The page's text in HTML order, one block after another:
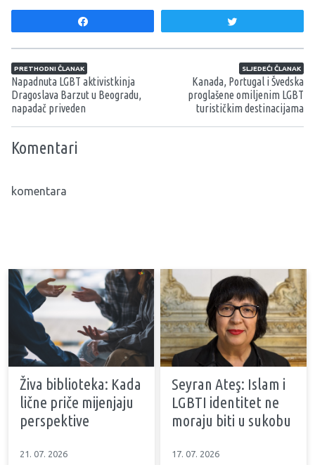
Navigacija članaka
PRETHODNI ČLANAK
Napadnuta LGBT aktivistkinja
Dragoslava Barzut u Beogradu,
napadač priveden
SLJEDEĆI ČLANAK
Kanada, Portugal i Švedska
proglašene omiljenim LGBT
turističkim destinacijama
Komentari
komentara
Živa biblioteka: Kada
lične priče mijenjaju
perspektive
21. 07. 2026
Seyran Ateş: Islam i
LGBTI identitet ne
moraju biti u sukobu
17. 07. 2026